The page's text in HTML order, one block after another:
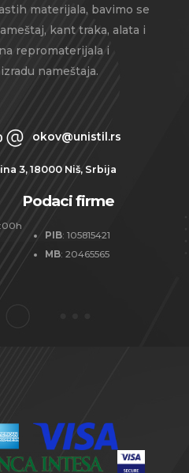
materijala, bavimo se
kant traka, alata i
repromaterijala i
nameštaja.
okov@unistil.rs
3, 18000 Niš, Srbija
Podaci firme
PIB: 105815421
MB: 20465565